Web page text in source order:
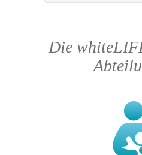
Die